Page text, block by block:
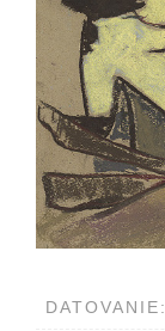
DATOVANIE: